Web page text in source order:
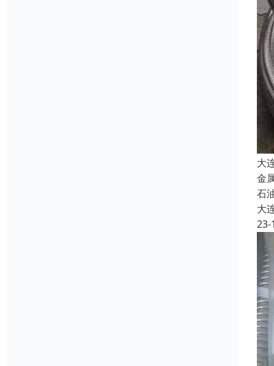
大
金
石
大
23-